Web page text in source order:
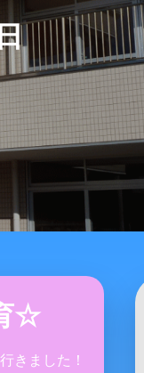
☆
きました！